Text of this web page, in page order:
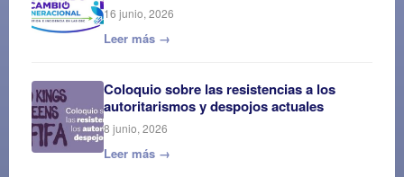
16 junio, 2026
Leer más →
Coloquio sobre las resistencias a los
autoritarismos y despojos actuales
8 junio, 2026
Leer más →